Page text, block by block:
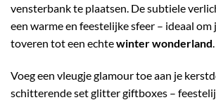
vensterbank te plaatsen. De subtiele
een warme en feestelijke sfeer – ideaal om
toveren tot een echtewinter wonderland.
Voeg een vleugje glamour toe aan je
schitterende set glitter giftboxes –